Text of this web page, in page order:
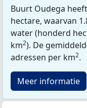
Buurt Oudega
hectare, waarvan
water (honderd
km2). De
adressen per km2.
Meer informatie